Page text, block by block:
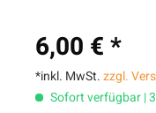
6,00 € *
*inkl. MwSt.zzgl.
Sofort verfügbar |